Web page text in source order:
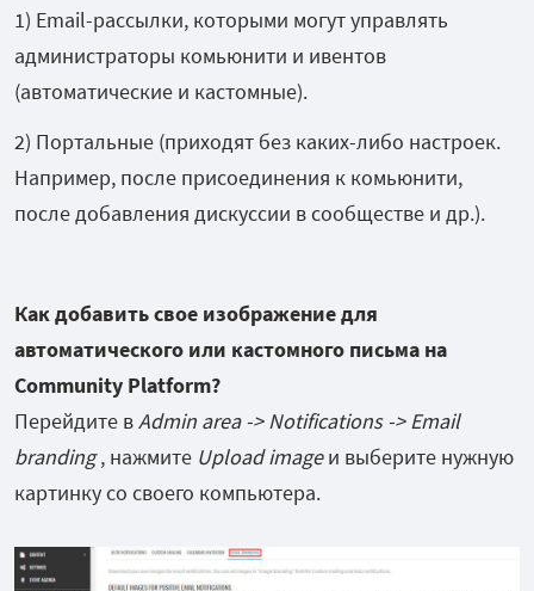
1) Email-рассылки, которыми могут управлять
администраторы комьюнити и ивентов
(автоматические и кастомные).
2) Портальные (приходят без каких-либо настроек.
Например, после присоединения к комьюнити,
после добавления дискуссии в сообществе и др.).
Как добавить свое изображение для
автоматического или кастомного письма на
Community Platform?
Перейдите вAdmin area -> Notifications -> Email
branding, нажмите Upload imageи выберите нужную
картинку со своего компьютера.